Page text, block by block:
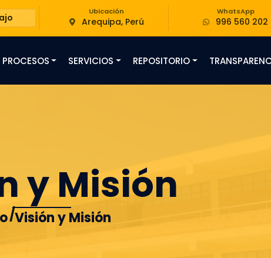
Ubicación
Arequipa, Perú
WhatsApp
996 560 202
PROCESOS SERVICIOS REPOSITORIO
y Misión
Visión y Misión